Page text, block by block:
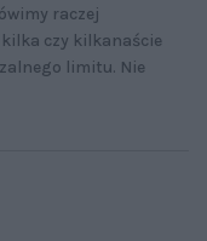
raczej
czy kilkanaście
limitu. Nie